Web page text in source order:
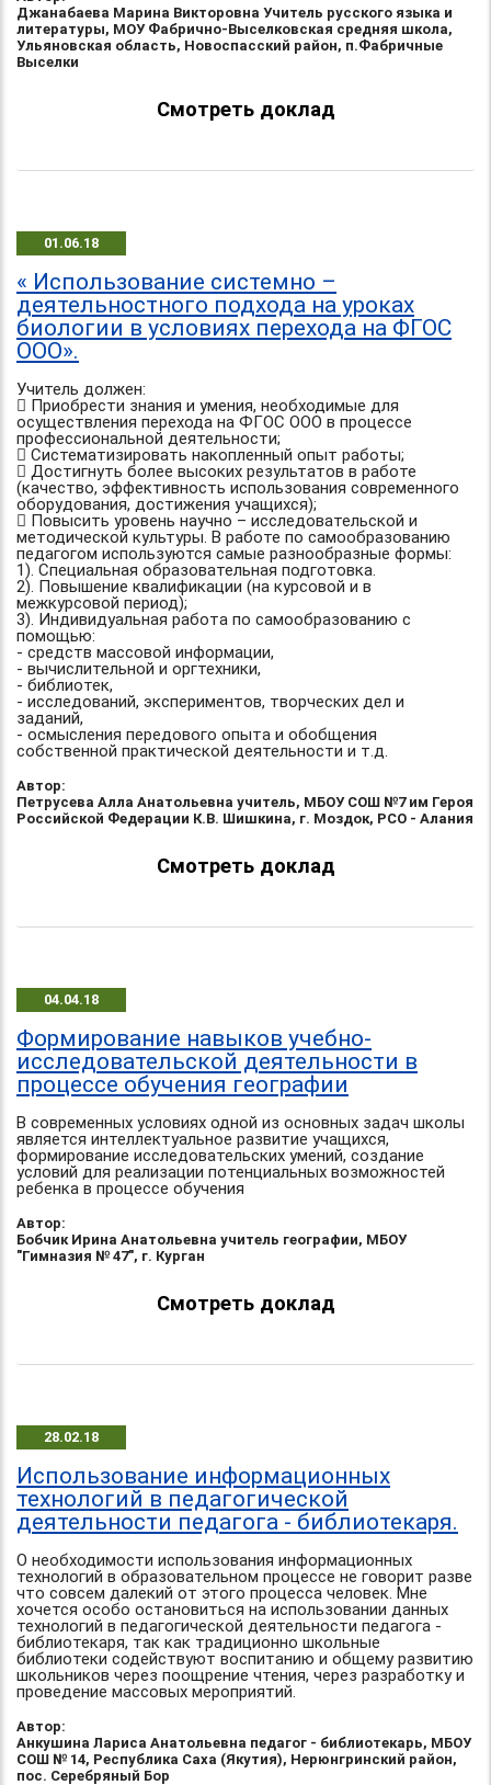
Джанабаева Марина Викторовна Учитель русского языка и
литературы, МОУ Фабрично-Выселковская средняя школа,
Ульяновская область, Новоспасский район, п.Фабричные
Выселки
Смотреть доклад
01.06.18
« Использование системно –
деятельностного подхода на уроках
биологии в условиях перехода на ФГОС
ООО».
Учитель должен:
 Приобрести знания и умения, необходимые для
осуществления перехода на ФГОС ООО в процессе
профессиональной деятельности;
 Систематизировать накопленный опыт работы;
 Достигнуть более высоких результатов в работе
(качество, эффективность использования современного
оборудования, достижения учащихся);
 Повысить уровень научно – исследовательской и
методической культуры. В работе по самообразованию
педагогом используются самые разнообразные формы:
1). Специальная образовательная подготовка.
2). Повышение квалификации (на курсовой и в
межкурсовой период);
3). Индивидуальная работа по самообразованию с
помощью:
- средств массовой информации,
- вычислительной и оргтехники,
- библиотек,
- исследований, экспериментов, творческих дел и
заданий,
- осмысления передового опыта и обобщения
собственной практической деятельности и т.д.
Автор:
Петрусева Алла Анатольевна учитель, МБОУ СОШ №7 им Героя
Российской Федерации К.В. Шишкина, г. Моздок, РСО - Алания
Смотреть доклад
04.04.18
Формирование навыков учебно-
исследовательской деятельности в
процессе обучения географии
В современных условиях одной из основных задач школы
является интеллектуальное развитие учащихся,
формирование исследовательских умений, создание
условий для реализации потенциальных возможностей
ребенка в процессе обучения
Автор:
Бобчик Ирина Анатольевна учитель географии, МБОУ
"Гимназия № 47", г. Курган
Смотреть доклад
28.02.18
Использование информационных
технологий в педагогической
деятельности педагога - библиотекаря.
О необходимости использования информационных
технологий в образовательном процессе не говорит разве
что совсем далекий от этого процесса человек. Мне
хочется особо остановиться на использовании данных
технологий в педагогической деятельности педагога -
библиотекаря, так как традиционно школьные
библиотеки содействуют воспитанию и общему развитию
школьников через поощрение чтения, через разработку и
проведение массовых мероприятий.
Автор:
Анкушина Лариса Анатольевна педагог - библиотекарь, МБОУ
СОШ № 14, Республика Саха (Якутия), Нерюнгринский район,
пос. Серебряный Бор